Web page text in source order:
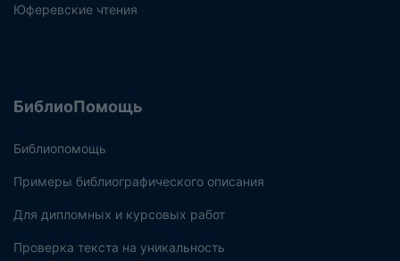
Юферевские чтения
БиблиоПомощь
Библиопомощь
Примеры библиографического описания
Для дипломных и курсовых работ
Проверка текста на уникальность